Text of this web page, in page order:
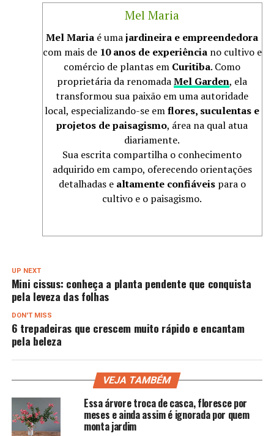
Mel Maria
Mel Maria é umajardineira e empreendedora
com mais de 10 anos de experiênciano cultivo e
comércio de plantas em Curitiba. Como
proprietária da renomadaMel Garden, ela
transformou sua paixão em uma autoridade
local, especializando-se emflores, suculentas e
projetos de paisagismo, área na qual atua
diariamente.
Sua escrita compartilha o conhecimento
adquirido em campo, oferecendo orientações
detalhadas e altamente confiáveispara o
cultivo e o paisagismo.
UP NEXT
Mini cissus: conheça a planta pendente que conquista
pela leveza das folhas
DON'T MISS
6 trepadeiras que crescem muito rápido e encantam
pela beleza
VEJA TAMBÉM
Essa árvore troca de casca, floresce por
meses e ainda assim é ignorada por quem
monta jardim